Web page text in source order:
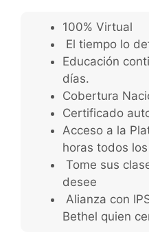
100% Virtual
El tiempo lo
Educación
días.
Cobertura
Certificado
Acceso a la
horas todos
Tome sus
desee
Alianza con
Bethel quien